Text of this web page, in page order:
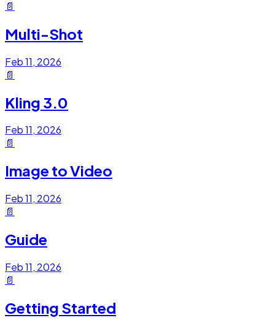
📄
Multi-Shot
Feb 11, 2026
📄
Kling 3.0
Feb 11, 2026
📄
Image to Video
Feb 11, 2026
📄
Guide
Feb 11, 2026
📄
Getting Started